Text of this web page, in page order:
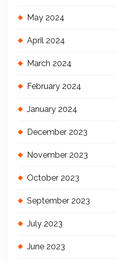
May 2024
April 2024
March 2024
February 2024
January 2024
December 2023
November 2023
October 2023
September 2023
July 2023
June 2023